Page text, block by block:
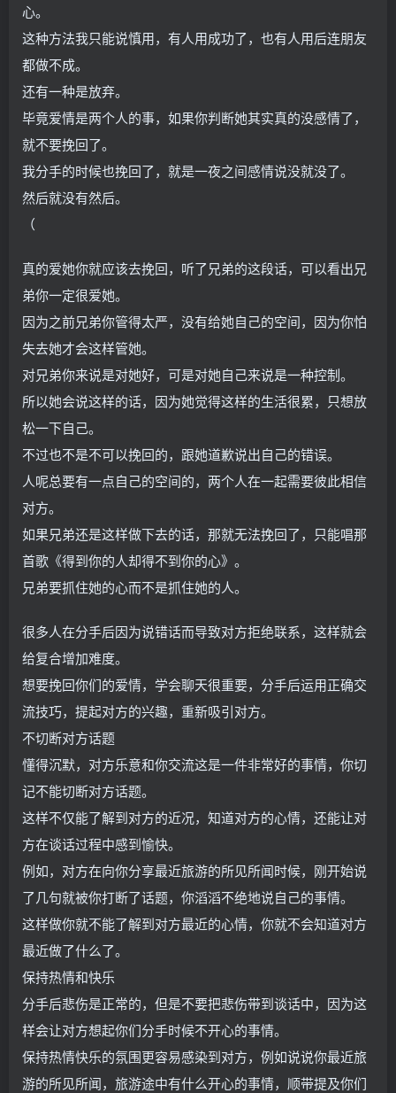
心。
这种方法我只能说慎用，有人用成功了，也有人用后连朋友
都做不成。
还有一种是放弃。
毕竟爱情是两个人的事，如果你判断她其实真的没感情了，
就不要挽回了。
我分手的时候也挽回了，就是一夜之间感情说没就没了。
然后就没有然后。
（
真的爱她你就应该去挽回，听了兄弟的这段话，可以看出兄
弟你一定很爱她。
因为之前兄弟你管得太严，没有给她自己的空间，因为你怕
失去她才会这样管她。
对兄弟你来说是对她好，可是对她自己来说是一种控制。
所以她会说这样的话，因为她觉得这样的生活很累，只想放
松一下自己。
不过也不是不可以挽回的，跟她道歉说出自己的错误。
人呢总要有一点自己的空间的，两个人在一起需要彼此相信
对方。
如果兄弟还是这样做下去的话，那就无法挽回了，只能唱那
首歌《得到你的人却得不到你的心》。
兄弟要抓住她的心而不是抓住她的人。
很多人在分手后因为说错话而导致对方拒绝联系，这样就会
给复合增加难度。
想要挽回你们的爱情，学会聊天很重要，分手后运用正确交
流技巧，提起对方的兴趣，重新吸引对方。
不切断对方话题
懂得沉默，对方乐意和你交流这是一件非常好的事情，你切
记不能切断对方话题。
这样不仅能了解到对方的近况，知道对方的心情，还能让对
方在谈话过程中感到愉快。
例如，对方在向你分享最近旅游的所见所闻时候，刚开始说
了几句就被你打断了话题，你滔滔不绝地说自己的事情。
这样做你就不能了解到对方最近的心情，你就不会知道对方
最近做了什么了。
保持热情和快乐
分手后悲伤是正常的，但是不要把悲伤带到谈话中，因为这
样会让对方想起你们分手时候不开心的事情。
保持热情快乐的氛围更容易感染到对方，例如说说你最近旅
游的所见所闻，旅游途中有什么开心的事情，顺带提及你们